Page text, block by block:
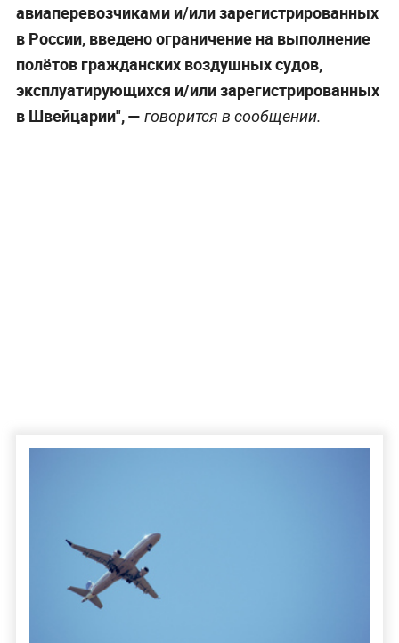
авиаперевозчиками и/или зарегистрированных
в России, введено ограничение на выполнение
полётов гражданских воздушных судов,
эксплуатирующихся и/или зарегистрированных
в Швейцарии", — говорится в сообщении.